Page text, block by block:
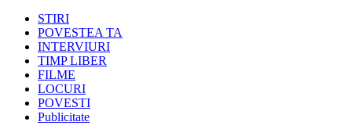
STIRI
POVESTEA TA
INTERVIURI
TIMP LIBER
FILME
LOCURI
POVESTI
Publicitate